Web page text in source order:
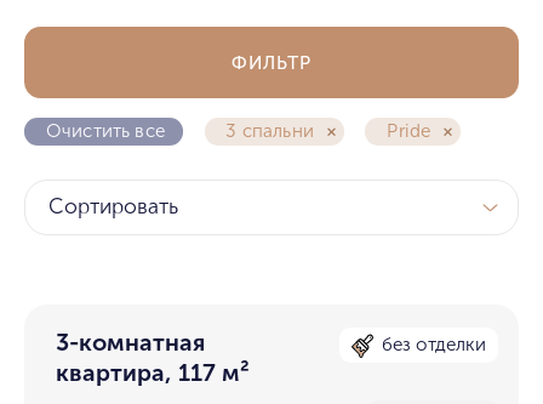
Очистить все 3 спальни Pride
ФИЛЬТР
Сортировать
3-комнатная
квартира, 117 м²
без отделки